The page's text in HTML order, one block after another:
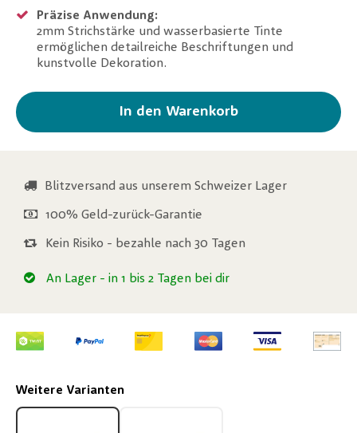
Präzise Anwendung:
2mm Strichstärke und wasserbasierte Tinte
ermöglichen detailreiche Beschriftungen und
kunstvolle Dekoration.
In den Warenkorb
Blitzversand aus unserem Schweizer Lager
100% Geld-zurück-Garantie
Kein Risiko - bezahle nach 30 Tagen
An Lager - in 1 bis 2 Tagen bei dir
Weitere Varianten